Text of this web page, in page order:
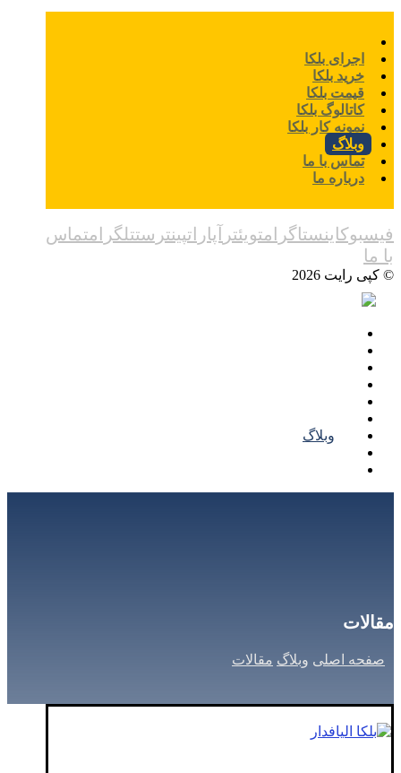
اجرای بلکا
خرید بلکا
قیمت بلکا
کاتالوگ بلکا
نمونه کار بلکا
وبلاگ
تماس با ما
درباره ما
فیسبوکاینستاگرامتویئتر آپاراتپینترستتلگرامتماس
با ما
© کپی رایت 2026
وبلاگ
مقالات
صفحه اصلی وبلاگ مقالات